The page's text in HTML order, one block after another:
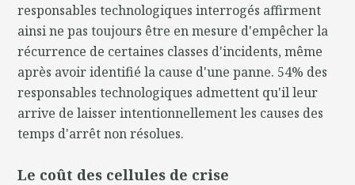
responsables technologiques interrogés affirment
ainsi ne pas toujours être en mesure d'empêcher la
récurrence de certaines classes d'incidents, même
après avoir identifié la cause d'une panne. 54% des
responsables technologiques admettent qu'il leur
arrive de laisser intentionnellement les causes des
temps d'arrêt non résolues.
Le coût des cellules de crise